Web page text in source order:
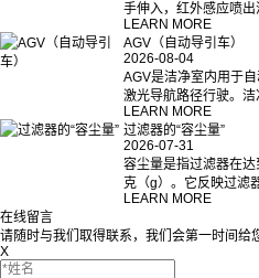
手伸入，红外感应喷出
LEARN MORE
AGV（自动导引车）
2026-08-04
AGV是洁净室内用于
激光导航路径行驶。洁
LEARN MORE
过滤器的“容尘量”
2026-07-31
容尘量是指过滤器在
克（g）。它反映过滤
LEARN MORE
在线留言
请随时与我们取得联系，我们会第一时间给
X